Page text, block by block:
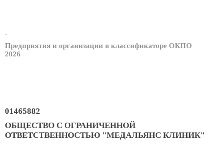
-
Предприятия и организации в классификаторе ОКПО
2026
01465882
ОБЩЕСТВО С ОГРАНИЧЕННОЙ
ОТВЕТСТВЕННОСТЬЮ "МЕДАЛЬЯНС КЛИНИК"